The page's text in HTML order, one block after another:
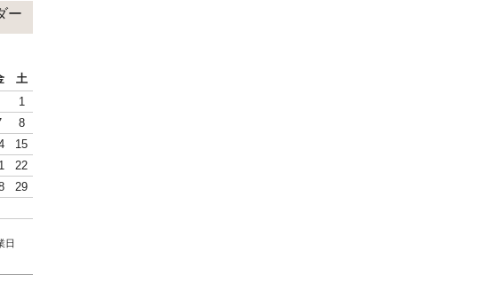
ー
土
1
8
15
22
29
日